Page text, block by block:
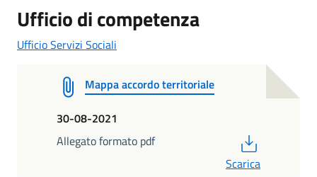
Ufficio di competenza
Ufficio Servizi Sociali
Mappa accordo territoriale
30-08-2021
Allegato formato pdf
Scarica